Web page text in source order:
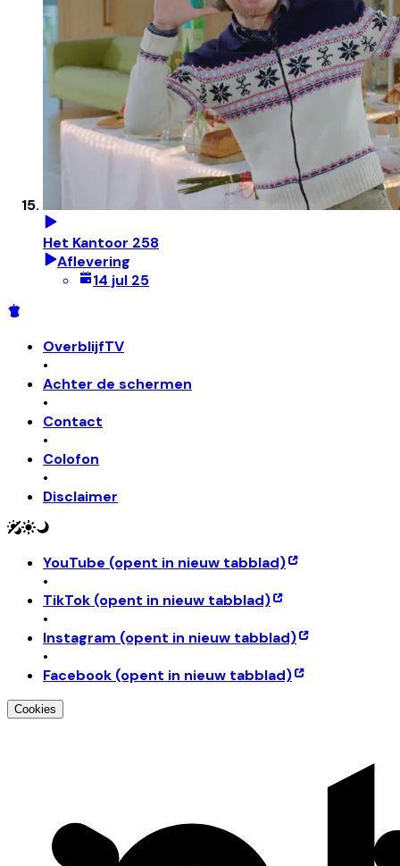
Het Kantoor 258
Aflevering
14 jul 25
OverblijfTV
•
Achter de schermen
•
Contact
•
Colofon
•
Disclaimer
YouTube (opent in nieuw tabblad)
•
TikTok (opent in nieuw tabblad)
•
Instagram (opent in nieuw tabblad)
•
Facebook (opent in nieuw tabblad)
Cookies